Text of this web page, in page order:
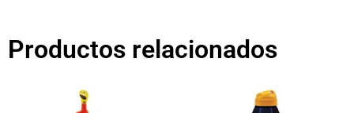
Productos relacionados